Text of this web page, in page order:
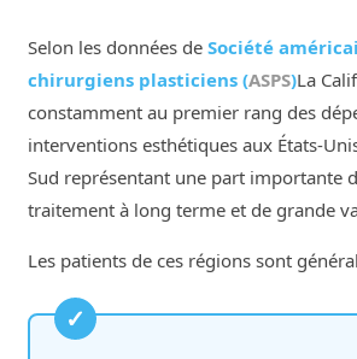
Selon les données de Société
chirurgiens plasticiens (ASPS)La
constamment au premier rang des
interventions esthétiques aux États-
Sud représentant une part importante
traitement à long terme et de grande
Les patients de ces régions sont